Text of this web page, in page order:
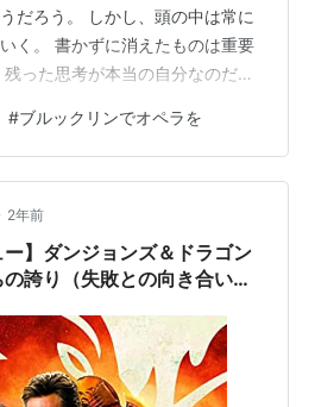
だろう。 しかし、頭の中は常に
く。 書かずに消えたものは重要
った思考が本当の自分なのだろ
#ブルックリンでオペラを
2年前
ー】ダンジョンズ＆ドラゴン
誇り（失敗との向き合い